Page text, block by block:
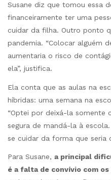
Susane diz que tomou essa
financeiramente ter uma
cuidar da filha. Outro ponto
pandemia. “Colocar alguém
aumentaria o risco de
ela”, justifica.
Ela conta que as aulas na
híbridas: uma semana na
“Optei por deixá-la somente
segura de mandá-la à
se cuidar da forma que seria
Para Susane, a principal
é a falta de convívio com